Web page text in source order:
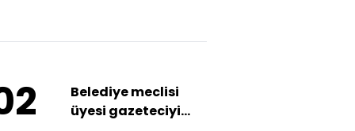
Belediye meclisi
üyesi gazeteciyi